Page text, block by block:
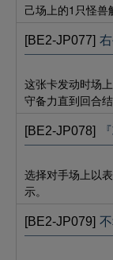
己场上的1只怪兽
[BE2-JP077]
这张卡发动时场
守备力直到回合结
[BE2-JP078]
选择对手场上以
示。
[BE2-JP079]